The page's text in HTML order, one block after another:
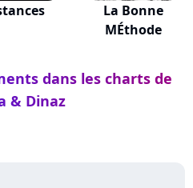
La Bonne
MÉthode
dans les charts de
& Dinaz